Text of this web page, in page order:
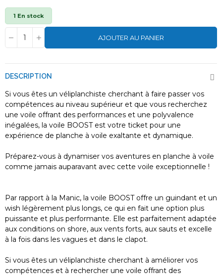
1 En stock
AJOUTER AU PANIER
DESCRIPTION
Si vous êtes un véliplanchiste cherchant à faire passer vos
compétences au niveau supérieur et que vous recherchez
une voile offrant des performances et une polyvalence
inégalées, la voile BOOST est votre ticket pour une
expérience de planche à voile exaltante et dynamique.
Préparez-vous à dynamiser vos aventures en planche à voile
comme jamais auparavant avec cette voile exceptionnelle !
Par rapport à la Manic, la voile BOOST offre un guindant et un
wish légèrement plus longs, ce qui en fait une option plus
puissante et plus performante. Elle est parfaitement adaptée
aux conditions on shore, aux vents forts, aux sauts et excelle
à la fois dans les vagues et dans le clapot.
Si vous êtes un véliplanchiste cherchant à améliorer vos
compétences et à rechercher une voile offrant des